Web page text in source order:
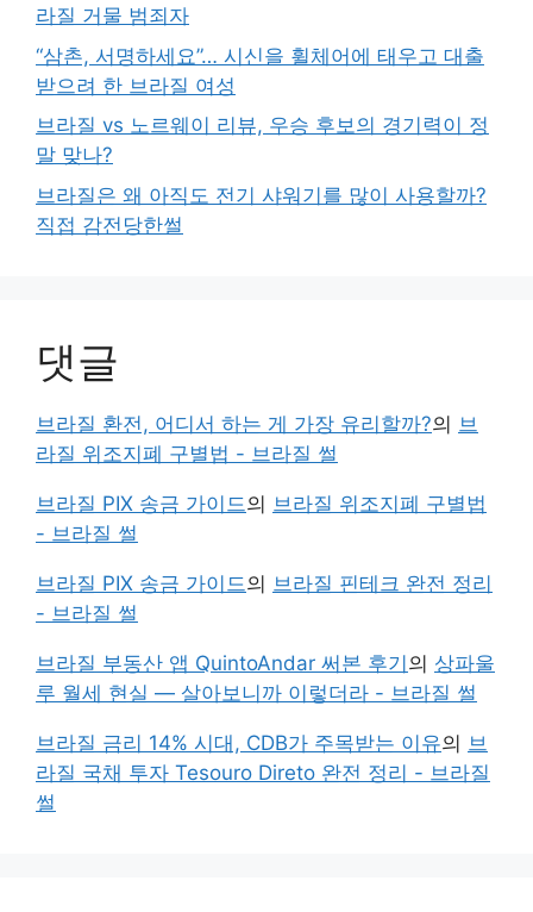
라질 거물 범죄자
“삼촌, 서명하세요”… 시신을 휠체어에 태우고 대출
받으려 한 브라질 여성
브라질 vs 노르웨이 리뷰, 우승 후보의 경기력이 정
말 맞나?
브라질은 왜 아직도 전기 샤워기를 많이 사용할까?
직접 감전당한썰
댓글
브라질 환전, 어디서 하는 게 가장 유리할까?의 브
라질 위조지폐 구별법 - 브라질 썰
브라질 PIX 송금 가이드의 브라질 위조지폐 구별법
- 브라질 썰
브라질 PIX 송금 가이드의 브라질 핀테크 완전 정리
- 브라질 썰
브라질 부동산 앱 QuintoAndar 써본 후기의 상파울
루 월세 현실 — 살아보니까 이렇더라 - 브라질 썰
브라질 금리 14% 시대, CDB가 주목받는 이유의 브
라질 국채 투자 Tesouro Direto 완전 정리 - 브라질
썰